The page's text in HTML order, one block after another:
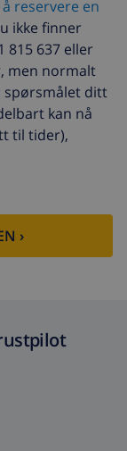
reservere en
ikke finner
815 637 eller
men normalt
spørsmålet ditt
kan nå
til tider),
›